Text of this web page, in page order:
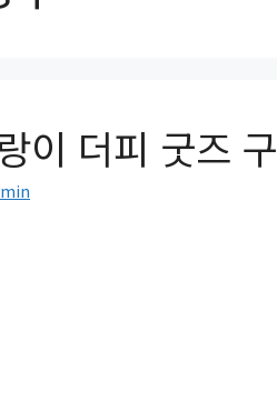
이 더피 굿즈